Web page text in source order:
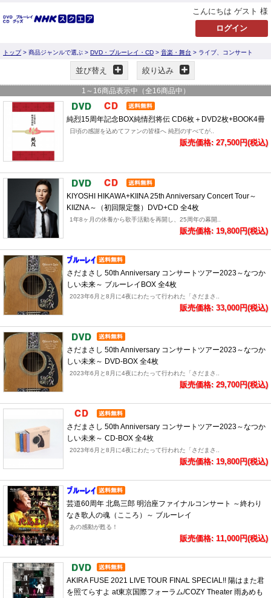
こんにちは ゲスト 様
トップ> 商品ジャンルで選ぶ > DVD・ブルーレイ・CD > 音楽・舞台 > ライブ、コンサート
並び替え 絞り込み
1 ～ 16商品表示中（全16商品中）
純烈15周年記念BOX純情烈将伝 CD6枚＋DVD2枚+BOOK4冊
日頃の感謝を込めてファンの皆様へ 純烈のすべてが..
販売価格: 27,500円(税込)
KIYOSHI HIKAWA+KIINA 25th Anniversary Concert Tour～
KIIZNA～（初回限定盤）DVD+CD 全4枚
1年8ヶ月の休養から歌手活動を再開し、25周年の幕開..
販売価格: 19,800円(税込)
さだまさし 50th Anniversary コンサートツアー2023～なつか
しい未来～ ブルーレイBOX 全4枚
2023年6月と8月に4夜にわたって行われた「さだまさ..
販売価格: 33,000円(税込)
さだまさし 50th Anniversary コンサートツアー2023～なつか
しい未来～ DVD-BOX 全4枚
2023年6月と8月に4夜にわたって行われた「さだまさ..
販売価格: 29,700円(税込)
さだまさし 50th Anniversary コンサートツアー2023～なつか
しい未来～ CD-BOX 全4枚
2023年6月と8月に4夜にわたって行われた「さだまさ..
販売価格: 19,800円(税込)
芸道60周年 北島三郎 明治座ファイナルコンサート ～終わり
なき歌人の魂（こころ）～ ブルーレイ
あの感動が甦る！
販売価格: 11,000円(税込)
AKIRA FUSE 2021 LIVE TOUR FINAL SPECIAL!! 陽はまた君
を照てらすよ at東京国際フォーラム/COZY Theater 雨あめも